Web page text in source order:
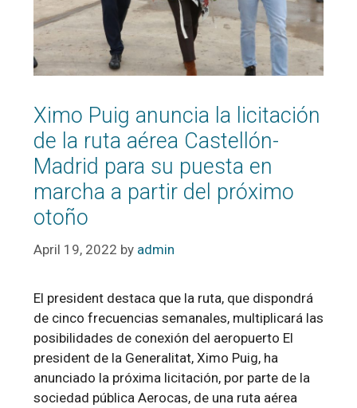
Ximo Puig anuncia la licitación
de la ruta aérea Castellón-
Madrid para su puesta en
marcha a partir del próximo
otoño
April 19, 2022 by admin
El president destaca que la ruta, que dispondrá
de cinco frecuencias semanales, multiplicará las
posibilidades de conexión del aeropuerto El
president de la Generalitat, Ximo Puig, ha
anunciado la próxima licitación, por parte de la
sociedad pública Aerocas, de una ruta aérea